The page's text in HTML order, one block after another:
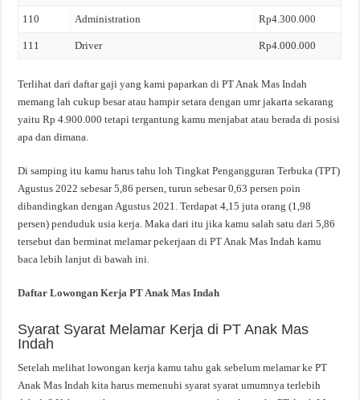
110 Administration Rp4.300.000
111 Driver Rp4.000.000
Terlihat dari daftar gaji yang kami paparkan di PT Anak Mas Indah
memang lah cukup besar atau hampir setara dengan umr jakarta sekarang
yaitu Rp 4.900.000 tetapi tergantung kamu menjabat atau berada di posisi
apa dan dimana.
Di samping itu kamu harus tahu loh Tingkat Pengangguran Terbuka (TPT)
Agustus 2022 sebesar 5,86 persen, turun sebesar 0,63 persen poin
dibandingkan dengan Agustus 2021. Terdapat 4,15 juta orang (1,98
persen) penduduk usia kerja. Maka dari itu jika kamu salah satu dari 5,86
tersebut dan berminat melamar pekerjaan di PT Anak Mas Indah kamu
baca lebih lanjut di bawah ini.
Daftar Lowongan Kerja PT Anak Mas Indah
Syarat Syarat Melamar Kerja di PT Anak Mas
Indah
Setelah melihat lowongan kerja kamu tahu gak sebelum melamar ke PT
Anak Mas Indah kita harus memenuhi syarat syarat umumnya terlebih